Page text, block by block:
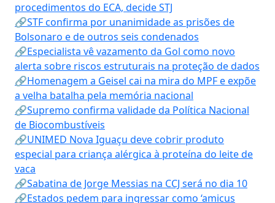
procedimentos do ECA, decide STJ
🔗STF confirma por unanimidade as prisões de
Bolsonaro e de outros seis condenados
🔗Especialista vê vazamento da Gol como novo
alerta sobre riscos estruturais na proteção de dados
🔗Homenagem a Geisel cai na mira do MPF e expõe
a velha batalha pela memória nacional
🔗Supremo confirma validade da Política Nacional
de Biocombustíveis
🔗UNIMED Nova Iguaçu deve cobrir produto
especial para criança alérgica à proteína do leite de
vaca
🔗Sabatina de Jorge Messias na CCJ será no dia 10
🔗Estados pedem para ingressar como ‘amicus